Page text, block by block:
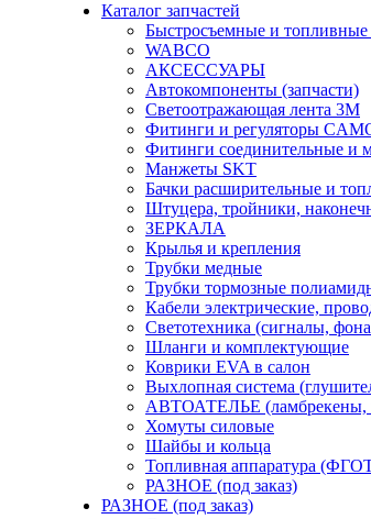
Каталог запчастей
Быстросъемные и топливные
WABCO
АКСЕССУАРЫ
Автокомпоненты (запчасти)
Светоотражающая лента 3М
Фитинги и регуляторы
Фитинги соединительные и
Манжеты SKT
Бачки расширительные и
Штуцера, тройники,
ЗЕРКАЛА
Крылья и крепления
Трубки медные
Трубки тормозные
Кабели электрические,
Светотехника (сигналы,
Шланги и комплектующие
Коврики EVA в салон
Выхлопная система
АВТОАТЕЛЬЕ (ламбрекены,
Хомуты силовые
Шайбы и кольца
Топливная аппаратура
РАЗНОЕ (под заказ)
РАЗНОЕ (под заказ)